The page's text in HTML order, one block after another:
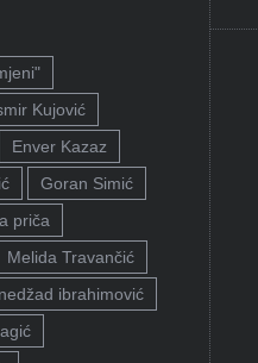
Kujović
Enver Kazaz
Goran Simić
priča
Melida Travančić
nedžad ibrahimović